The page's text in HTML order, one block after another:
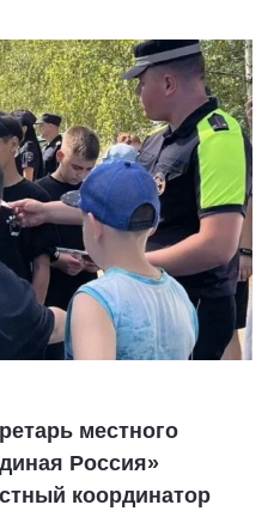
местного
Россия»
координатор